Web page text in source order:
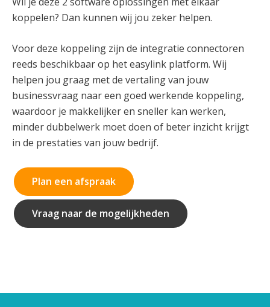
koppelen? Dan kunnen wij jou zeker helpen.
Voor deze koppeling zijn de integratie connectoren
reeds beschikbaar op het easylink platform. Wij
helpen jou graag met de vertaling van jouw
businessvraag naar een goed werkende koppeling,
waardoor je makkelijker en sneller kan werken,
minder dubbelwerk moet doen of beter inzicht krijgt
in de prestaties van jouw bedrijf.
Plan een afspraak
Vraag naar de mogelijkheden